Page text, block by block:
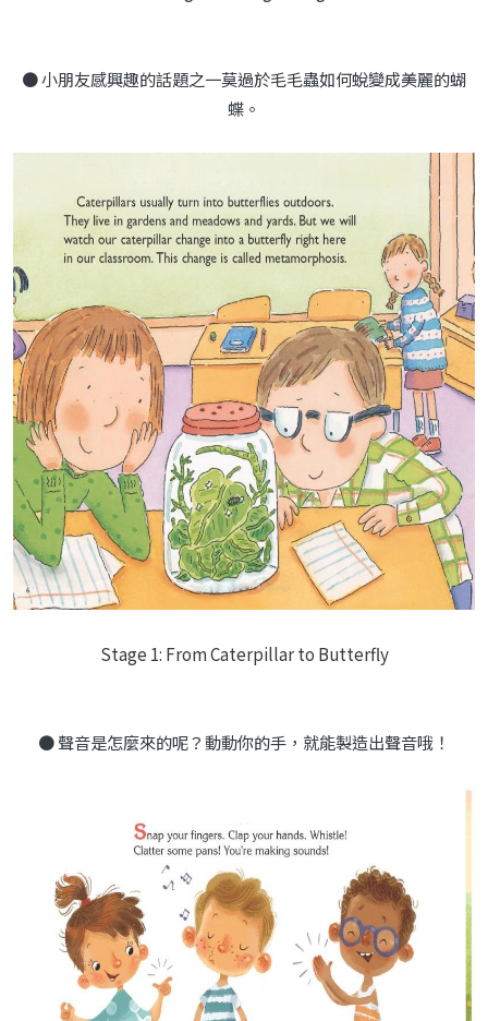
● 小朋友感興趣的話題之一莫過於毛毛蟲如何蛻變成美麗的蝴
蝶。
Stage 1: From Caterpillar to Butterfly
● 聲音是怎麼來的呢？動動你的手，就能製造出聲音哦！